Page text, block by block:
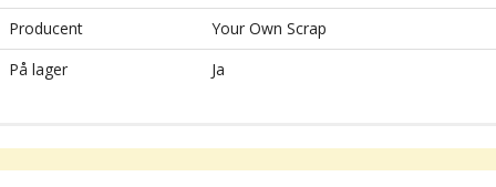
Producent
Your Own Scrap
På lager
Ja